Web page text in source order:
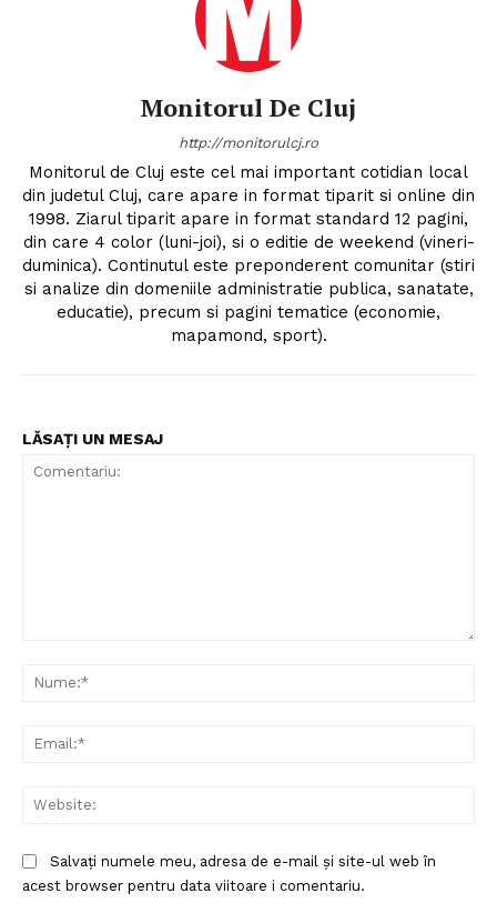
Monitorul De Cluj
http://monitorulcj.ro
Monitorul de Cluj este cel mai important cotidian local
din judetul Cluj, care apare in format tiparit si online din
1998. Ziarul tiparit apare in format standard 12 pagini,
din care 4 color (luni-joi), si o editie de weekend (vineri-
duminica). Continutul este preponderent comunitar (stiri
si analize din domeniile administratie publica, sanatate,
educatie), precum si pagini tematice (economie,
mapamond, sport).
LĂSAȚI UN MESAJ
Salvați numele meu, adresa de e-mail și site-ul web în
acest browser pentru data viitoare i comentariu.